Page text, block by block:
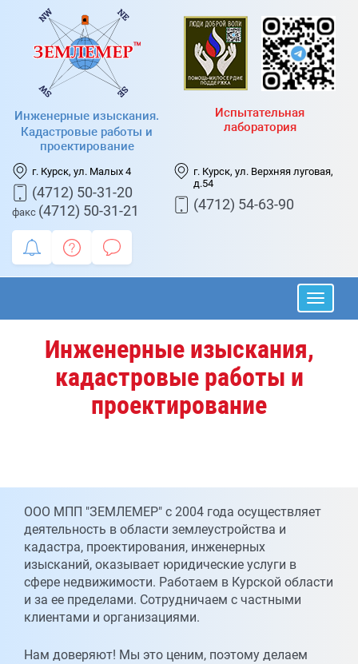
Инженерные изыскания.
Кадастровые работы и
проектирование
г. Курск, ул. Малых 4
(4712) 50-31-20
факс (4712) 50-31-21
Испытательная
лаборатория
г. Курск, ул. Верхняя луговая,
д.54
(4712) 54-63-90
Инженерные изыскания,
кадастровые работы и
проектирование
ООО МПП "ЗЕМЛЕМЕР" с 2004 года осуществляет
деятельность в области землеустройства и
кадастра, проектирования, инженерных
изысканий, оказывает юридические услуги в
сфере недвижимости. Работаем в Курской области
и за ее пределами. Сотрудничаем с частными
клиентами и организациями.
Нам доверяют! Мы это ценим, поэтому делаем